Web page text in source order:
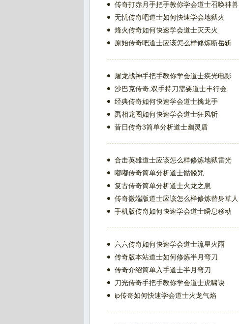
传奇打赤月手把手教你学会道士召唤神兽
无忧传奇吧道士如何快速学会地狱火
烽火传奇如何快速学会道士灭天火
原始传奇吧道士应该怎么样修炼断岳斩
屠龙战神手把手教你学会道士疾光电影
沙巴克传奇,双手持刀需要道士丰行会
经典传奇如何快速学会道士擒龙手
禹相龙图如何快速学会道士狂风斩
昔日传奇3简单分析道士幽灵盾
合击英雄道士应该怎么样修炼地狱雷光
嘟嘟传奇简单分析道士骷髅咒
复古传奇简单分析道士火龙之息
传奇微端版道士应该怎么样修炼替身草人
手机版传奇如何快速学会道士瞬息移动
六六传奇如何快速学会道士流星火雨
传奇版本站道士如何修炼半月弯刀
传奇介绍简单入手道士半月弯刀
刀光传奇手把手教你学会道士虎啸诀
ip传奇如何快速学会道士火龙气焰